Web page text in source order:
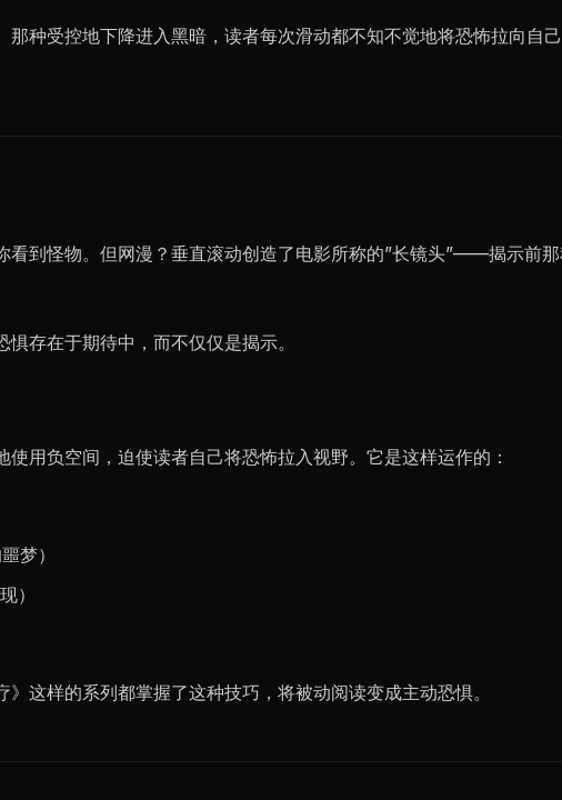
那种受控地下降进入黑暗，读者每次滑动都不知不觉地将恐怖拉向
看到怪物。但网漫？垂直滚动创造了电影所称的”长镜头”——揭示前
存在于期待中，而不仅仅是揭示。
用负空间，迫使读者自己将恐怖拉入视野。它是这样运作的：
梦）
）
这样的系列都掌握了这种技巧，将被动阅读变成主动恐惧。